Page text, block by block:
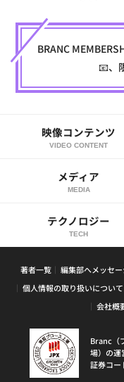
BRANC
📧、
映像コンテンツ
VIDEO CONTENT
メディア
MEDIA
テクノロジー
TECH
著者一覧 編集部へメッセ
個人情報の取り扱いについて
会社概
Branc（
場）の運
証券コー